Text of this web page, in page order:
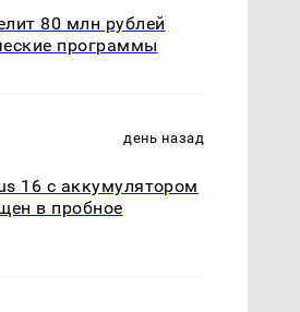
80 млн рублей
программы
день назад
16 с аккумулятором
в пробное